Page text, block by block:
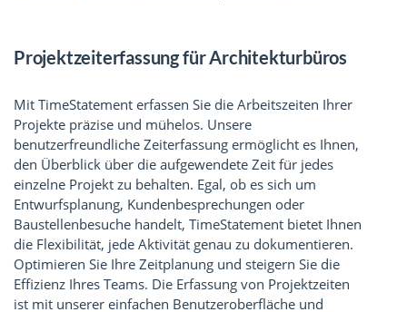
Projektzeiterfassung für Architekturbüros
Mit TimeStatement erfassen Sie die Arbeitszeiten Ihrer
Projekte präzise und mühelos. Unsere
benutzerfreundliche Zeiterfassung ermöglicht es Ihnen,
den Überblick über die aufgewendete Zeit für jedes
einzelne Projekt zu behalten. Egal, ob es sich um
Entwurfsplanung, Kundenbesprechungen oder
Baustellenbesuche handelt, TimeStatement bietet Ihnen
die Flexibilität, jede Aktivität genau zu dokumentieren.
Optimieren Sie Ihre Zeitplanung und steigern Sie die
Effizienz Ihres Teams. Die Erfassung von Projektzeiten
ist mit unserer einfachen Benutzeroberfläche und